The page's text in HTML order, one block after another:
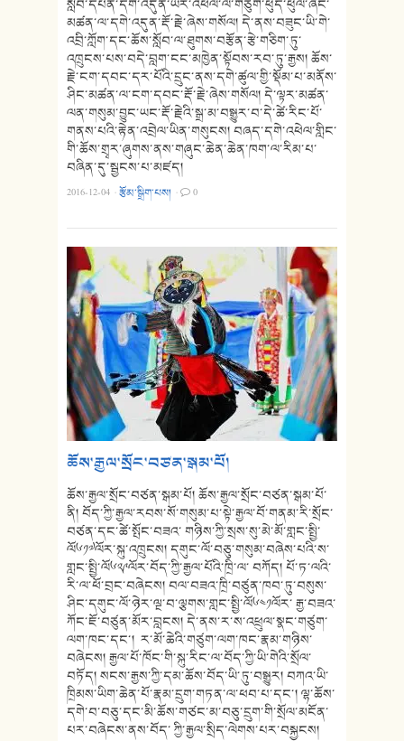
སློབ་དཔོན་དགེ་འདུན་ཡར་འཕེལ་ལ་གཙུག་ཕུད་ཕུལ་ཞིང་
མཚན་ལ་དགེ་འདུན་རྡོ་རྗེ་ཞེས་གསོལ། དེ་ནས་བཟུང་ཡི་གེ་
འབྲི་ཀློག་དང་ཆོས་སློབ་ལ་ཐུགས་བརྩོན་རྩེ་གཅིག་ཏུ་
འཁྲུངས་པས་བདེ་བླག་ངང་མཁྱེན་སྟོབས་རབ་ཏུ་རྒྱས། ཆོས་
རྗེ་ངག་དབང་དར་པོའི་དྲུང་ནས་དགེ་ཚུལ་གྱི་སྡོམ་པ་མནོས་
ཤིང་མཚན་ལ་ངག་དབང་རྡོ་རྗེ་ཞེས་གསོལ། དེ་ལྟར་མཚན་
ལན་གསུམ་བྱུང་ཡང་རྡོ་རྗེའི་སྒྲ་མ་བསྒྱུར་བ་དེ་ཚེ་རིང་པོ་
གནས་པའི་རྟེན་འབྲེལ་ཡིན་གསུངས། བཞད་དགེ་འཕེལ་གླིང་
གི་ཆོས་གྲྭར་ཞུགས་ནས་གཞུང་ཆེན་ཆེན་ཁག་ལ་རིམ་པ་
བཞིན་དུ་སྦྱངས་པ་མཛད།
2016-12-04 ·རྩོམ་སྒྲིག་པས། · 0
ཆོས་རྒྱལ་སྲོང་བཙན་སྒམ་པོ།
ཆོས་རྒྱལ་སྲོང་བཙན་སྒམ་པོ། ཆོས་རྒྱལ་སྲོང་བཙན་སྒམ་པོ་
ནི། བོད་ཀྱི་རྒྱལ་རབས་སོ་གསུམ་པ་སྟེ་རྒྱལ་བོ་གནམ་རི་སྲོང་
བཙན་དང་ཚེ་སྤོང་བཟའ་ གཉིས་ཀྱི་སྲས་སུ་མེ་མོ་གླང་སྤྱི་
ལོ༦༡༧ལོར་སྐུ་འཁྲུངས། དགུང་ལོ་བཅུ་གསུམ་བཞེས་པའི་ས་
གླང་སྤྱི་ལོ༦༢༩ལོར་བོད་ཀྱི་རྒྱལ་པོའི་ཁྲི་ལ་ བཀོད། པོ་ཏ་ལའི་
རི་ལ་ཕོ་བྲང་བཞེངས། བལ་བཟའ་ཁྲི་བཙུན་ཁབ་ཏུ་བསུས་
ཤིང་དགུང་ལོ་ཉེར་ལྔ་བ་ལྕགས་གླང་སྤྱི་ལོ༦༤༡ལོར་ རྒྱ་བཟའ་
ཀོང་ཇོ་བཙུན་མོར་བླངས། དེ་ནས་ར་ས་འཕྲུལ་སྣང་གཙུག་
ལག་ཁང་དང་། ར་མོ་ཆེའི་གཙུག་ལག་ཁང་རྣམ་གཉིས་
བཞེངས། རྒྱལ་པོ་ཁོང་གི་སྐུ་རིང་ལ་བོད་ཀྱི་ཡི་གེའི་སྲོལ་
བཏོད། སངས་རྒྱས་ཀྱི་དམ་ཆོས་བོད་ཡི་ཏུ་བསྒྱུར། བཀའ་ཡི་
ཁྲིམས་ཡིག་ཆེན་པོ་རྣམ་དྲུག་གཏན་ལ་ཕབ་པ་དང་། ལྷ་ཆོས་
དགེ་བ་བཅུ་དང་མི་ཆོས་གཙང་མ་བཅུ་དྲུག་གི་སྲོལ་མངོན་
པར་བཞེངས་ནས་བོད་ ཀྱི་རྒྱལ་སྲིད་ལེགས་པར་བསྐྱངས།